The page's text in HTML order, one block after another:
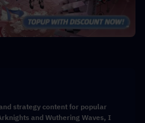
strategy content for popular
and Wuthering Waves, I